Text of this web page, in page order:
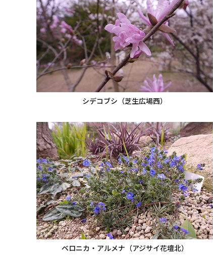
シデコブシ（芝生広場西）
ベロニカ・アルメナ（アジサイ花壇北）